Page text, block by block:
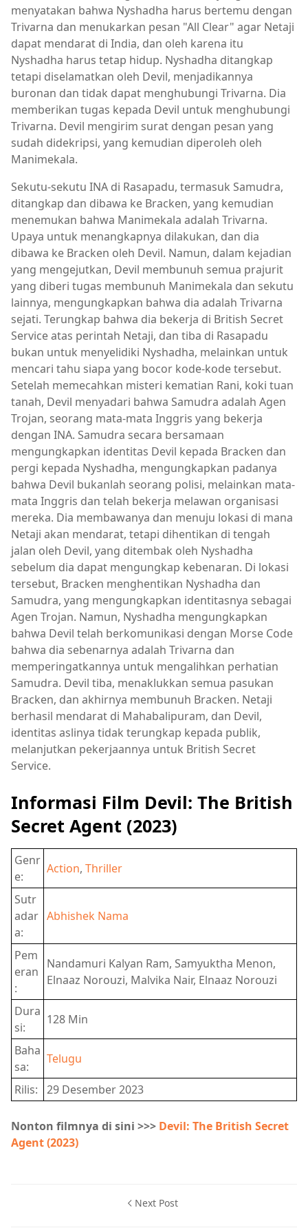
menyatakan bahwa Nyshadha harus bertemu dengan
Trivarna dan menukarkan pesan "All Clear" agar Netaji
dapat mendarat di India, dan oleh karena itu
Nyshadha harus tetap hidup. Nyshadha ditangkap
tetapi diselamatkan oleh Devil, menjadikannya
buronan dan tidak dapat menghubungi Trivarna. Dia
memberikan tugas kepada Devil untuk menghubungi
Trivarna. Devil mengirim surat dengan pesan yang
sudah didekripsi, yang kemudian diperoleh oleh
Manimekala.
Sekutu-sekutu INA di Rasapadu, termasuk Samudra,
ditangkap dan dibawa ke Bracken, yang kemudian
menemukan bahwa Manimekala adalah Trivarna.
Upaya untuk menangkapnya dilakukan, dan dia
dibawa ke Bracken oleh Devil. Namun, dalam kejadian
yang mengejutkan, Devil membunuh semua prajurit
yang diberi tugas membunuh Manimekala dan sekutu
lainnya, mengungkapkan bahwa dia adalah Trivarna
sejati. Terungkap bahwa dia bekerja di British Secret
Service atas perintah Netaji, dan tiba di Rasapadu
bukan untuk menyelidiki Nyshadha, melainkan untuk
mencari tahu siapa yang bocor kode-kode tersebut.
Setelah memecahkan misteri kematian Rani, koki tuan
tanah, Devil menyadari bahwa Samudra adalah Agen
Trojan, seorang mata-mata Inggris yang bekerja
dengan INA. Samudra secara bersamaan
mengungkapkan identitas Devil kepada Bracken dan
pergi kepada Nyshadha, mengungkapkan padanya
bahwa Devil bukanlah seorang polisi, melainkan mata-
mata Inggris dan telah bekerja melawan organisasi
mereka. Dia membawanya dan menuju lokasi di mana
Netaji akan mendarat, tetapi dihentikan di tengah
jalan oleh Devil, yang ditembak oleh Nyshadha
sebelum dia dapat mengungkap kebenaran. Di lokasi
tersebut, Bracken menghentikan Nyshadha dan
Samudra, yang mengungkapkan identitasnya sebagai
Agen Trojan. Namun, Nyshadha mengungkapkan
bahwa Devil telah berkomunikasi dengan Morse Code
bahwa dia sebenarnya adalah Trivarna dan
memperingatkannya untuk mengalihkan perhatian
Samudra. Devil tiba, menaklukkan semua pasukan
Bracken, dan akhirnya membunuh Bracken. Netaji
berhasil mendarat di Mahabalipuram, dan Devil,
identitas aslinya tidak terungkap kepada publik,
melanjutkan pekerjaannya untuk British Secret
Service.
Informasi Film Devil: The British
Secret Agent (2023)
Genr
e:
Action, Thriller
Sutr
adar
a:
Abhishek Nama
Pem
eran
:
Nandamuri Kalyan Ram, Samyuktha Menon,
Elnaaz Norouzi, Malvika Nair, Elnaaz Norouzi
Dura
si:
128 Min
Baha
sa:
Telugu
Rilis: 29 Desember 2023
Nonton filmnya di sini >>> Devil: The British Secret
Agent (2023)
Next Post